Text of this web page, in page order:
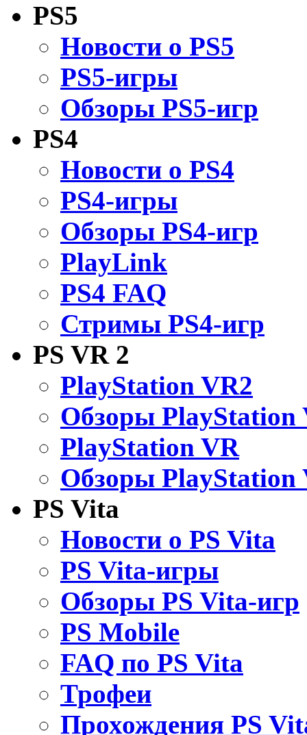
PS5
Новости о PS5
PS5-игры
Обзоры PS5-игр
PS4
Новости о PS4
PS4-игры
Обзоры PS4-игр
PlayLink
PS4 FAQ
Стримы PS4-игр
PS VR 2
PlayStation VR2
Обзоры PlayStation
PlayStation VR
Обзоры PlayStation
PS Vita
Новости о PS Vita
PS Vita-игры
Обзоры PS Vita-игр
PS Mobile
FAQ по PS Vita
Трофеи
Прохождения PS